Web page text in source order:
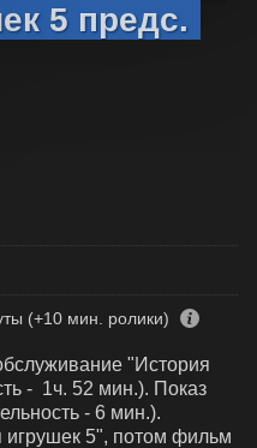
5 предс.
(+10 мин. ролики)
"История
-  1ч. 52 мин.). Показ
- 6 мин.).
игрушек 5", потом фильм